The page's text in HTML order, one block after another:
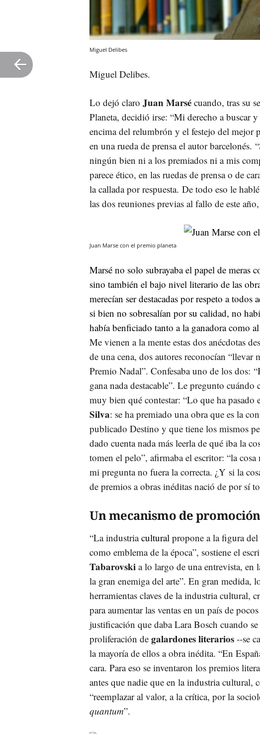
Miguel Delibes
Miguel Delibes.
Lo dejó claro Juan Marsé cuando, tras su
Planeta, decidió irse: “Mi derecho a buscar
encima del relumbrón y el festejo del mejor
en una rueda de prensa el autor barcelonés.
ningún bien ni a los premiados ni a mis
parece ético, en las ruedas de prensa o de
la callada por respuesta. De todo eso le
las dos reuniones previas al fallo de este
Juan Marse con el premio planeta
Marsé no solo subrayaba el papel de meras
sino también el bajo nivel literario de las
merecían ser destacadas por respeto a
si bien no sobresalían por su calidad, no
había benficiado tanto a la ganadora como
Me vienen a la mente estas dos anécdotas
de una cena, dos autores reconocían
Premio Nadal”. Confesaba uno de los dos:
gana nada destacable”. Le pregunto
muy bien qué contestar: “Lo que ha pasado
Silva: se ha premiado una obra que es la
publicado Destino y que tiene los mismos
dado cuenta nada más leerla de qué iba la
tomen el pelo”, afirmaba el escritor: “la
mi pregunta no fuera la correcta. ¿Y si la
de premios a obras inéditas nació de por sí
Un mecanismo de promoción
“La industriacultural propone a la figura del
como emblema de la época”, sostiene el
Tabarovski a lo largo de una entrevista, en
la gran enemiga del arte”. En gran medida,
herramientas claves de la industria cultural,
para aumentar las ventas en un país de
justificación que daba Lara Bosch cuando
proliferación de galardones literarios --se
la mayoría de ellos a obra inédita. “En
cara. Para eso se inventaron los premios
antes que nadie que en la industria cultural,
“reemplazar al valor, a la crítica, por la
quantum”.